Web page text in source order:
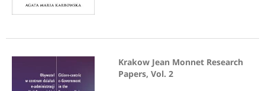
Krakow Jean Monnet Research
Papers, Vol. 2